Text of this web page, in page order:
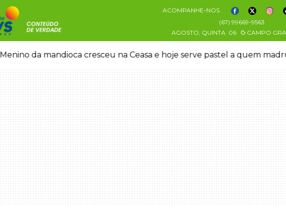
ACOMPANHE-NOS
(67) 99669-9563
AGOSTO, QUINTA 06 CAMPO
Menino da mandioca cresceu na Ceasa e hoje serve pastel a quem